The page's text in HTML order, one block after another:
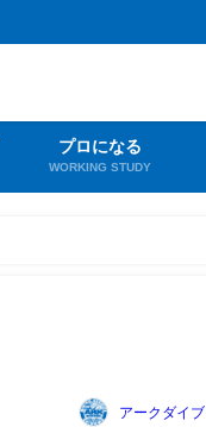
プロになる
WORKING STUDY
アークダイブ